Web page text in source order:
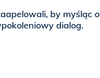
by myśląc o
dialog.